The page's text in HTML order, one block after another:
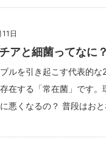
日
アと細菌ってなに？
ルを引き起こす代表的
在する「常在菌」です
悪くなるの？ 普段はお